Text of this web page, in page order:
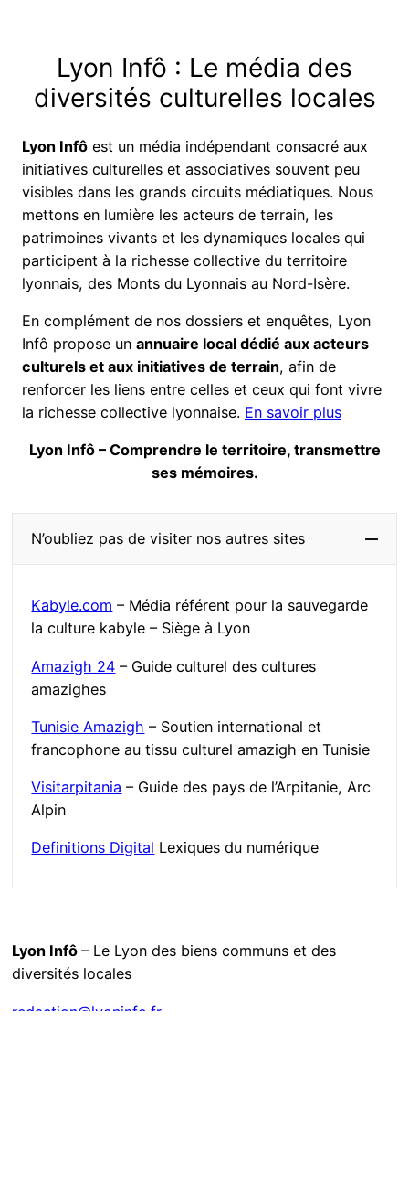
Lyon Infô : Le média des
diversités culturelles locales
Lyon Infô est un média indépendant consacré aux
initiatives culturelles et associatives souvent peu
visibles dans les grands circuits médiatiques. Nous
mettons en lumière les acteurs de terrain, les
patrimoines vivants et les dynamiques locales qui
participent à la richesse collective du territoire
lyonnais, des Monts du Lyonnais au Nord-Isère.
En complément de nos dossiers et enquêtes, Lyon
Infô propose un annuaire local dédié aux acteurs
culturels et aux initiatives de terrain, afin de
renforcer les liens entre celles et ceux qui font vivre
la richesse collective lyonnaise. En savoir plus
Lyon Infô – Comprendre le territoire, transmettre
ses mémoires.
N’oubliez pas de visiter nos autres sites
Kabyle.com – Média référent pour la sauvegarde
la culture kabyle – Siège à Lyon
Amazigh 24 – Guide culturel des cultures
amazighes
Tunisie Amazigh – Soutien international et
francophone au tissu culturel amazigh en Tunisie
Visitarpitania – Guide des pays de l’Arpitanie, Arc
Alpin
Definitions Digital Lexiques du numérique
Lyon Infô– Le Lyon des biens communs et des
diversités locales
redaction@lyoninfo.fr